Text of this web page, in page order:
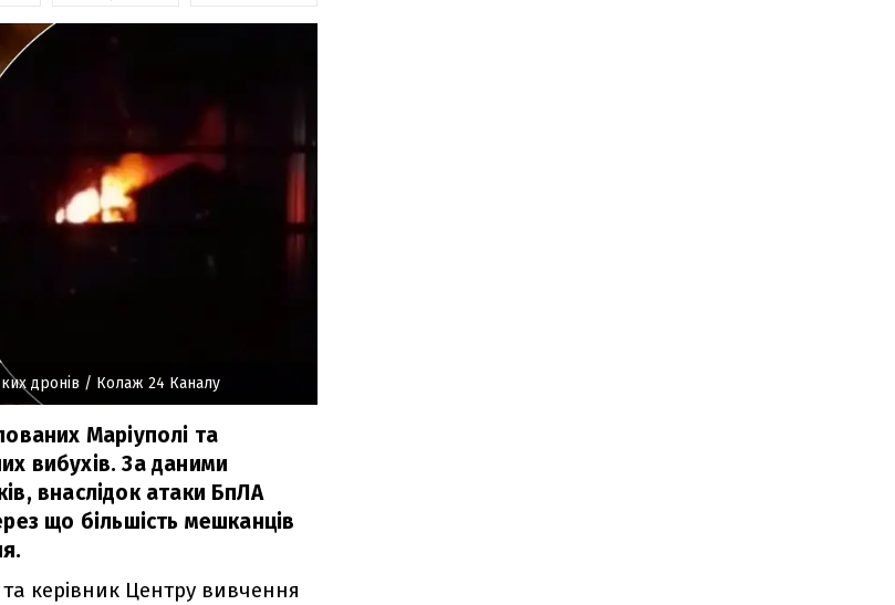
дронів / Колаж 24 Каналу
Маріуполі та
вибухів. За даними
внаслідок атаки БпЛА
що більшість мешканців
керівник Центру вивчення